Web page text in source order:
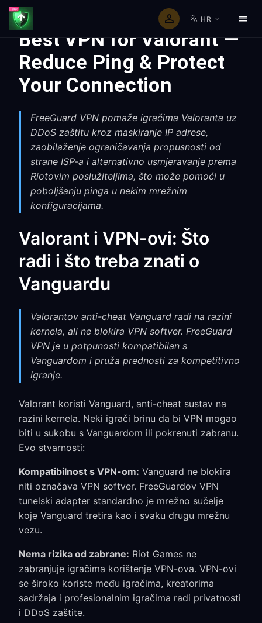
HR
Best VPN for Valorant —
Reduce Ping & Protect
Your Connection
FreeGuard VPN pomaže igračima Valoranta uz
DDoS zaštitu kroz maskiranje IP adrese,
zaobilaženje ograničavanja propusnosti od
strane ISP-a i alternativno usmjeravanje prema
Riotovim poslužiteljima, što može pomoći u
poboljšanju pinga u nekim mrežnim
konfiguracijama.
Valorant i VPN-ovi: Što
radi i što treba znati o
Vanguardu
Valorantov anti-cheat Vanguard radi na razini
kernela, ali ne blokira VPN softver. FreeGuard
VPN je u potpunosti kompatibilan s
Vanguardom i pruža prednosti za kompetitivno
igranje.
Valorant koristi Vanguard, anti-cheat sustav na
razini kernela. Neki igrači brinu da bi VPN mogao
biti u sukobu s Vanguardom ili pokrenuti zabranu.
Evo stvarnosti:
Kompatibilnost s VPN-om: Vanguard ne blokira
niti označava VPN softver. FreeGuardov VPN
tunelski adapter standardno je mrežno sučelje
koje Vanguard tretira kao i svaku drugu mrežnu
vezu.
Nema rizika od zabrane: Riot Games ne
zabranjuje igračima korištenje VPN-ova. VPN-ovi
se široko koriste među igračima, kreatorima
sadržaja i profesionalnim igračima radi privatnosti
i DDoS zaštite.